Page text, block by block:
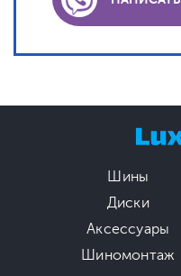
Шины
Диски
Аксессуары
Шиномонтаж